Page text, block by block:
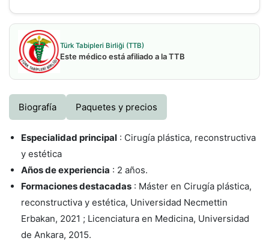
Türk Tabipleri Birliği (TTB)
Este médico está afiliado a la TTB
Biografía Paquetes y precios
Especialidad principal : Cirugía plástica, reconstructiva
y estética
Años de experiencia : 2 años.
Formaciones destacadas : Máster en Cirugía plástica,
reconstructiva y estética, Universidad Necmettin
Erbakan, 2021 ; Licenciatura en Medicina, Universidad
de Ankara, 2015.